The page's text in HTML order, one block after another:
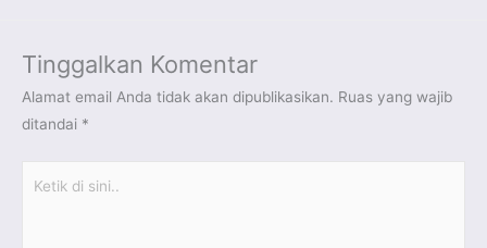
Tinggalkan Komentar
Alamat email Anda tidak akan dipublikasikan. Ruas yang wajib
ditandai *